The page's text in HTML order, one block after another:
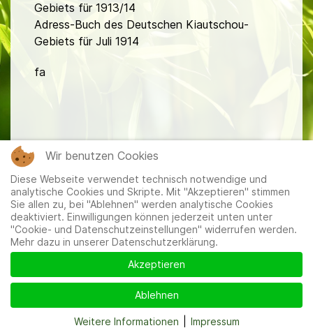
Gebiets für 1913/14
Adress-Buch des Deutschen Kiautschou-
Gebiets für Juli 1914
fa
Mitglieder|Impressum| Datenschutzerklärung|Cookie-
und Datenschutzeinstellungen
Wir benutzen Cookies
Diese Webseite verwendet technisch notwendige und
analytische Cookies und Skripte. Mit "Akzeptieren" stimmen
Sie allen zu, bei "Ablehnen" werden analytische Cookies
deaktiviert. Einwilligungen können jederzeit unten unter
"Cookie- und Datenschutzeinstellungen" widerrufen werden.
Mehr dazu in unserer Datenschutzerklärung.
Akzeptieren
Ablehnen
Weitere Informationen Impressum